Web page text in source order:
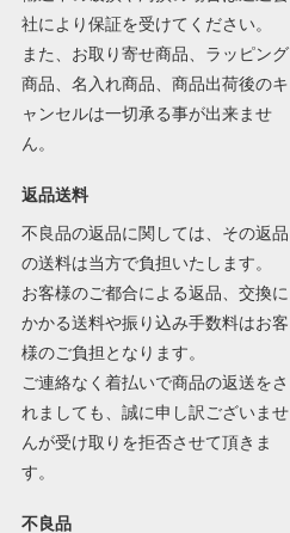
社により保証を受けてください。
また、お取り寄せ商品、ラッピング
商品、名入れ商品、商品出荷後のキ
ャンセルは一切承る事が出来ませ
ん。
返品送料
不良品の返品に関しては、その返品
の送料は当方で負担いたします。
お客様のご都合による返品、交換に
かかる送料や振り込み手数料はお客
様のご負担となります。
ご連絡なく着払いで商品の返送をさ
れましても、誠に申し訳ございませ
んが受け取りを拒否させて頂きま
す。
不良品